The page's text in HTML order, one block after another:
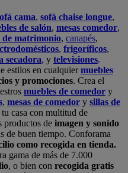
cama, sofá chaise longue,
de salón, mesas comedor,
matrimonio, canapés,
, frigoríficos,
secadora, y televisiones.
estilos en cualquiermuebles
y promociones. Crea el
muebles de comedor y
, mesas de comedor y sillas de
casa con multitud de
productos de imagen y sonido
de buen tiempo. Conforama
como recogida en tienda.
gama de más de 7.000
, o bien con recogida gratis